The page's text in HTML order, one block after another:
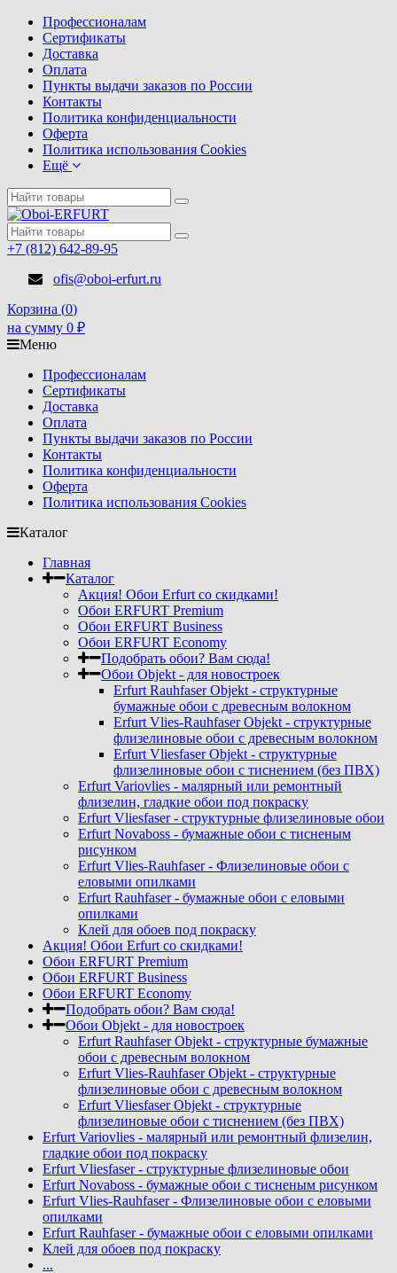
Профессионалам
Сертификаты
Доставка
Оплата
Пункты выдачи заказов по России
Контакты
Политика конфиденциальности
Оферта
Политика использования Cookies
Ещё
+7 (812) 642-89-95
ofis@oboi-erfurt.ru
Корзина (0)
на сумму 0 ₽
Меню
Профессионалам
Сертификаты
Доставка
Оплата
Пункты выдачи заказов по России
Контакты
Политика конфиденциальности
Оферта
Политика использования Cookies
Каталог
Главная
Каталог
Акция! Обои Erfurt со скидками!
Обои ERFURT Premium
Обои ERFURT Business
Обои ERFURT Economy
Подобрать обои? Вам сюда!
Обои Objekt - для новостроек
Erfurt Rauhfaser Objekt - cтруктурные
бумажные обои с древесным волокном
Erfurt Vlies-Rauhfaser Objekt - структурные
флизелиновые обои с древесным волокном
Erfurt Vliesfaser Objekt - структурные
флизелиновые обои с тиснением (без ПВХ)
Erfurt Variovlies - малярный или ремонтный
флизелин, гладкие обои под покраску
Erfurt Vliesfaser - структурные флизелиновые обои
Erfurt Novaboss - бумажные обои с тисненым
рисунком
Erfurt Vlies-Rauhfaser - Флизелиновые обои с
еловыми опилками
Erfurt Rauhfaser - бумажные обои с еловыми
опилками
Клей для обоев под покраску
Акция! Обои Erfurt со скидками!
Обои ERFURT Premium
Обои ERFURT Business
Обои ERFURT Economy
Подобрать обои? Вам сюда!
Обои Objekt - для новостроек
Erfurt Rauhfaser Objekt - cтруктурные бумажные
обои с древесным волокном
Erfurt Vlies-Rauhfaser Objekt - структурные
флизелиновые обои с древесным волокном
Erfurt Vliesfaser Objekt - структурные
флизелиновые обои с тиснением (без ПВХ)
Erfurt Variovlies - малярный или ремонтный флизелин,
гладкие обои под покраску
Erfurt Vliesfaser - структурные флизелиновые обои
Erfurt Novaboss - бумажные обои с тисненым рисунком
Erfurt Vlies-Rauhfaser - Флизелиновые обои с еловыми
опилками
Erfurt Rauhfaser - бумажные обои с еловыми опилками
Клей для обоев под покраску
...